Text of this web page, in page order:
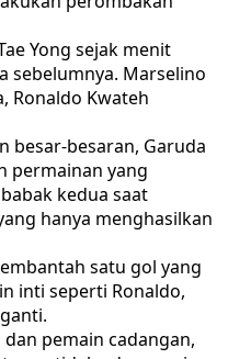
Yong sejak menit
sebelumnya. Marselino
Ronaldo Kwateh
besar-besaran, Garuda
permainan yang
kedua saat
hanya menghasilkan
satu gol yang
inti seperti Ronaldo,
pemain cadangan,